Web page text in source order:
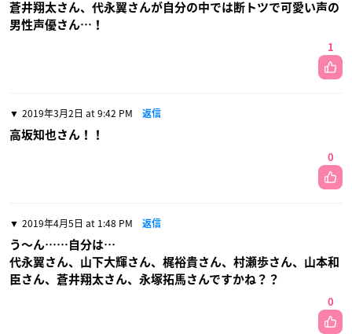
蒼井翔太さん、代永翼さんが自分の中では断トツで可愛い声の
男性声優さん…！
1
2019年3月2日 at 9:42 PM 返信
高坂知也さん！！
0
2019年4月5日 at 1:48 PM 返信
う〜ん……自分は…
代永翼さん、山下大輝さん、梶裕貴さん、村瀬歩さん、山本和
臣さん、蒼井翔太さん、永塚拓馬さんですかね？？
0